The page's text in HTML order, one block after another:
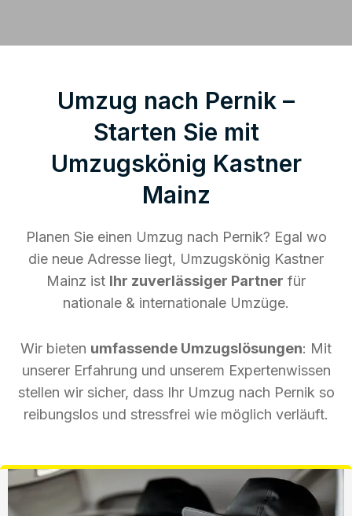
Umzug nach Pernik –
Starten Sie mit
Umzugskönig Kastner
Mainz
Planen Sie einen Umzug nach Pernik? Egal wo
die neue Adresse liegt, Umzugskönig Kastner
Mainz ist Ihr zuverlässiger Partner für
nationale & internationale Umzüge.
Wir bieten umfassende Umzugslösungen: Mit
unserer Erfahrung und unserem Expertenwissen
stellen wir sicher, dass Ihr Umzug nach Pernik so
reibungslos und stressfrei wie möglich verläuft.